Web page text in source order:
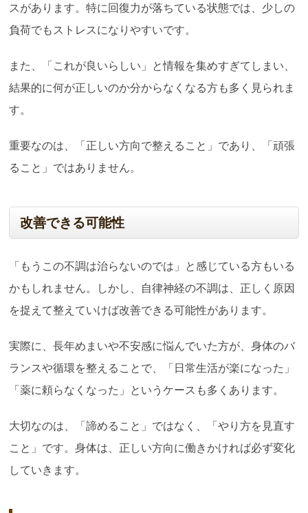
スがあります。特に回復力が落ちている状態では、少しの
負荷でもストレスになりやすいです。
また、「これが良いらしい」と情報を集めすぎてしまい、
結果的に何が正しいのか分からなくなる方も多く見られま
す。
重要なのは、「正しい方向で整えること」であり、「頑張
ること」ではありません。
改善できる可能性
「もうこの不調は治らないのでは」と感じている方もいる
かもしれません。しかし、自律神経の不調は、正しく原因
を捉えて整えていけば改善できる可能性があります。
実際に、長年めまいや不安感に悩んでいた方が、身体のバ
ランスや循環を整えることで、「日常生活が楽になった」
「薬に頼らなくなった」というケースも多くあります。
大切なのは、「諦めること」ではなく、「やり方を見直す
こと」です。身体は、正しい方向に働きかければ必ず変化
していきます。